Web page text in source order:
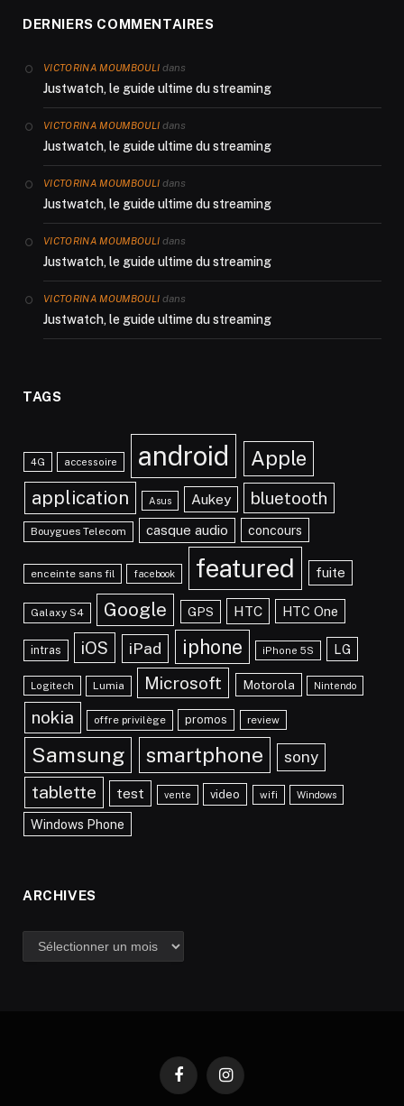
DERNIERS COMMENTAIRES
VICTORINA MOUMBOULI dans
Justwatch, le guide ultime du streaming
VICTORINA MOUMBOULI dans
Justwatch, le guide ultime du streaming
VICTORINA MOUMBOULI dans
Justwatch, le guide ultime du streaming
VICTORINA MOUMBOULI dans
Justwatch, le guide ultime du streaming
VICTORINA MOUMBOULI dans
Justwatch, le guide ultime du streaming
TAGS
4G accessoire android Apple
application Asus Aukey bluetooth
Bouygues Telecom casque audio concours
enceinte sans fil facebook featured fuite
Galaxy S4 Google GPS HTC HTC One
intras iOS iPad iphone iPhone 5S LG
Logitech Lumia Microsoft Motorola Nintendo
nokia offre privilège promos review
Samsung smartphone sony
tablette test vente video wifi Windows
Windows Phone
ARCHIVES
Archives
FacebookInstagram